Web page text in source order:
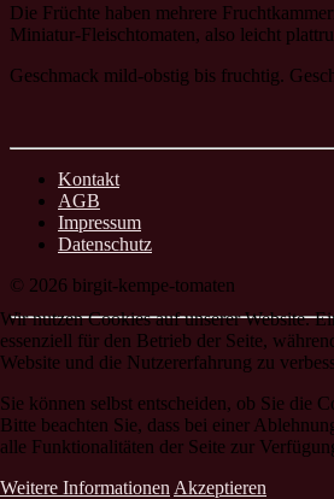
Die Früchte haben mehrere
Miniatur-Fleischtomaten, also leicht
Geschmack mild-obstig bis fruchtig.
Kontakt
AGB
Impressum
Datenschutz
© 2026 birgit-kempe-tomaten
Wir nutzen Cookies auf unserer Website.
essenziell für den Betrieb der Seite,
Website und die Nutzererfahrung zu
Sie können selbst entscheiden, ob Sie die
Bitte beachten Sie, dass bei einer
alle Funktionalitäten der Seite zur
Weitere Informationen Akzeptieren